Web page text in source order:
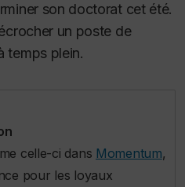
son doctorat cet été.
un poste de
temps plein.
celle-ci dans Momentum,
pour les loyaux